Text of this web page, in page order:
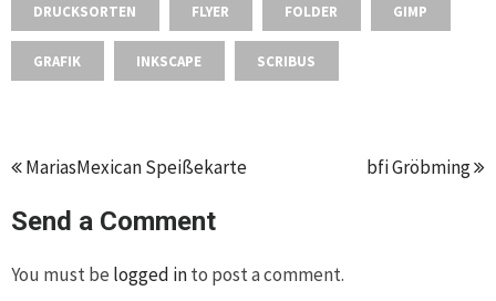
DRUCKSORTEN FLYER FOLDER GIMP
GRAFIK INKSCAPE SCRIBUS
MariasMexican Speißekarte bfi Gröbming
Send a Comment
You must be logged into post a comment.